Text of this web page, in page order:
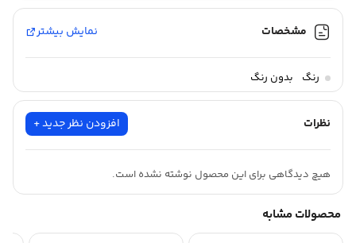
نحوه تنظیم: دستی
سایر توضیحات: حداقل وزن قابل اندازه گیری : 1 گرم
حداکثر وزن قابل اندازه گیری: 500 گرم
حداکثر دمای قابل تحمل: 40 درجه سانتیگراد
واحدهای قابل اندازه گیری : گرم (g) و اونس (oz)
بدون توضیحات
مشخصات نمایش بیشتر
رنگ بدون رنگ
نظرات افزودن نظر جدید +
هیچ دیدگاهی برای این محصول نوشته نشده است.
محصولات مشابه